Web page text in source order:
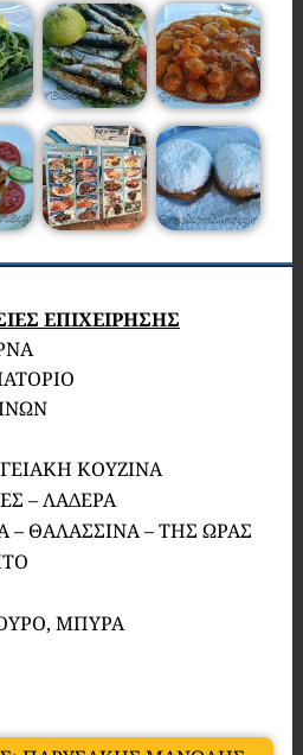
ΕΠΙΧΕΙΡΗΣΗΣ
ΚΟΥΖΙΝΑ
– ΛΑΔΕΡΑ
– ΘΑΛΑΣΣΙΝΑ – ΤΗΣ ΩΡΑΣ
ΜΠΥΡΑ